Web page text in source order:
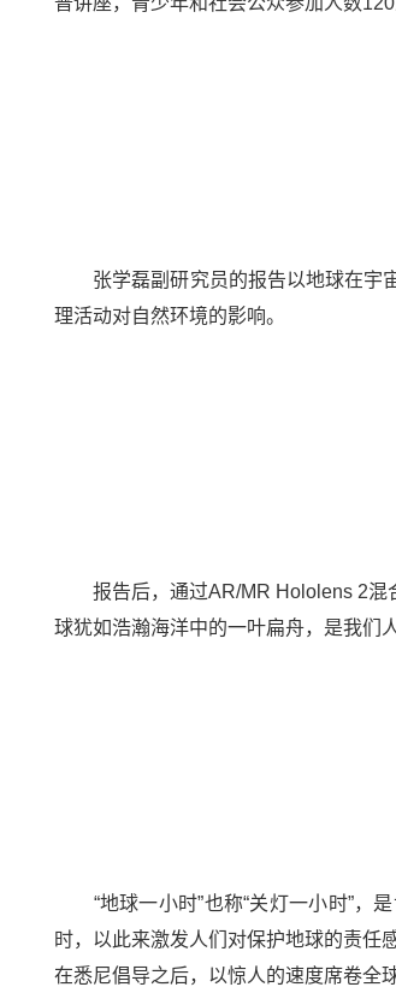
张学磊副研究员的报告以地球在宇宙
理活动对自然环境的影响。
报告后，通过AR/MR Hololens 2混合
球犹如浩瀚海洋中的一叶扁舟，是我们
“地球一小时”也称“关灯一小时”，是
时，以此来激发人们对保护地球的责任
在悉尼倡导之后，以惊人的速度席卷全球